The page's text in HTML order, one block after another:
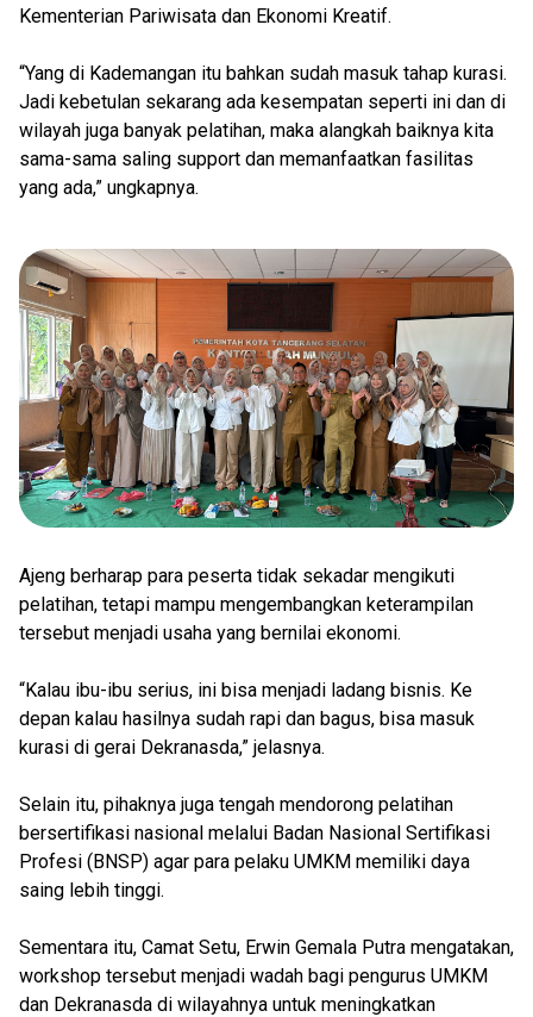
Kementerian Pariwisata dan Ekonomi Kreatif.
“Yang di Kademangan itu bahkan sudah masuk tahap kurasi.
Jadi kebetulan sekarang ada kesempatan seperti ini dan di
wilayah juga banyak pelatihan, maka alangkah baiknya kita
sama-sama saling support dan memanfaatkan fasilitas
yang ada,” ungkapnya.
Ajeng berharap para peserta tidak sekadar mengikuti
pelatihan, tetapi mampu mengembangkan keterampilan
tersebut menjadi usaha yang bernilai ekonomi.
“Kalau ibu-ibu serius, ini bisa menjadi ladang bisnis. Ke
depan kalau hasilnya sudah rapi dan bagus, bisa masuk
kurasi di gerai Dekranasda,” jelasnya.
Selain itu, pihaknya juga tengah mendorong pelatihan
bersertifikasi nasional melalui Badan Nasional Sertifikasi
Profesi (BNSP) agar para pelaku UMKM memiliki daya
saing lebih tinggi.
Sementara itu, Camat Setu, Erwin Gemala Putra mengatakan,
workshop tersebut menjadi wadah bagi pengurus UMKM
dan Dekranasda di wilayahnya untuk meningkatkan